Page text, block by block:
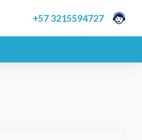
+57 3215594727